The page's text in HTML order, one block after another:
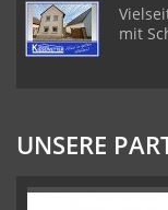
mit
UNSERE